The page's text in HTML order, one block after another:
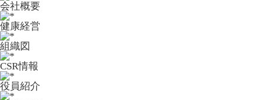
会社概要
健康経営
組織図
CSR情報
役員紹介